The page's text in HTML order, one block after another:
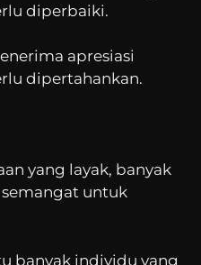
diperbaiki.
apresiasi
dipertahankan.
yang layak, banyak
untuk
banyak individu yang